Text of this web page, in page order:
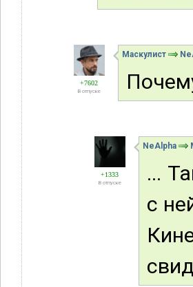
+7602
В отпуске
Маскулист
+1333
В отпуске
NeAlpha
...
с